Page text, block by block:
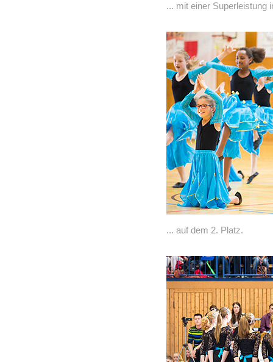
... mit einer Superleistung
... auf dem 2. Platz.